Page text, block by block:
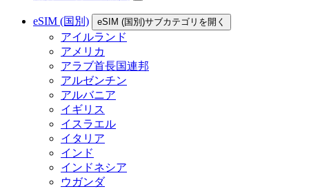
eSIM (国別) eSIM (国別)サブカテゴリを開く
アイルランド
アメリカ
アラブ首長国連邦
アルゼンチン
アルバニア
イギリス
イスラエル
イタリア
インド
インドネシア
ウガンダ